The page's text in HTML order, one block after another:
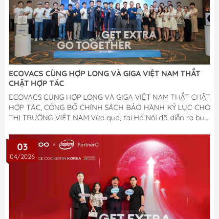
ECOVACS CÙNG HỢP LONG VÀ GIGA VIỆT NAM THẮT
CHẶT HỢP TÁC
ECOVACS CÙNG HỢP LONG VÀ GIGA VIỆT NAM THẮT CHẶT
HỢP TÁC, CÔNG BỐ CHÍNH SÁCH BẢO HÀNH KỶ LỤC CHO
THỊ TRƯỜNG VIỆT NAM Vừa qua, tại Hà Nội đã diễn ra buổi
hành toàn cầu Tập đoàn Ecovacs Robotics cùng Nhà phân
phối độc quyền tại Việt Nam – Công ty Cổ phần Công nghệ
Hợp Long. Sự kiện có sự góp mặt của ông Vũ Minh Chương
– Đại diện thương hiệu bán lẻ Giga Việt Nam, cùng đông
đảo các đại lý đối tác chiến...
03
04/2026